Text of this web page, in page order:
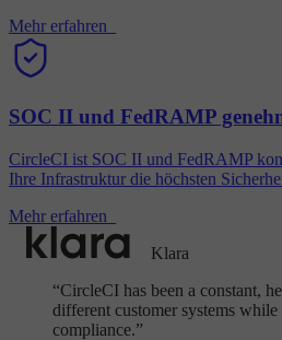
Mehr erfahren
SOC II und FedRAMP
CircleCI ist SOC II und FedRAMP
Ihre Infrastruktur die höchsten
Mehr erfahren
Klara
“CircleCI has been a constant,
different customer systems
compliance.”